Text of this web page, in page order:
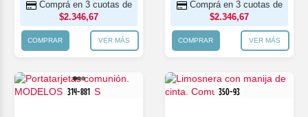
Comprá en 3 cuotas de
$2.346,67
COMPRAR VER MÁS
Comprá en 3 cuotas de
$2.346,67
COMPRAR VER MÁS
314-881 350-93